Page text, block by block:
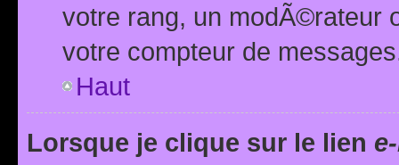
votre rang, un modÃ©rateur
votre compteur de
Haut
Lorsque je clique sur le lien